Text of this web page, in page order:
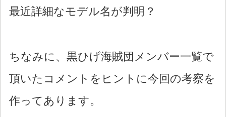
最近詳細なモデル名が判明？
ちなみに、黒ひげ海賊団メンバー一覧で
頂いたコメントをヒントに今回の考察を
作ってあります。